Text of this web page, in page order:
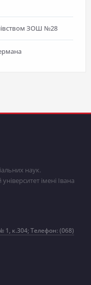
ЗОШ №28
наук.
імені Івана
1, к.304; Телефон: (068)